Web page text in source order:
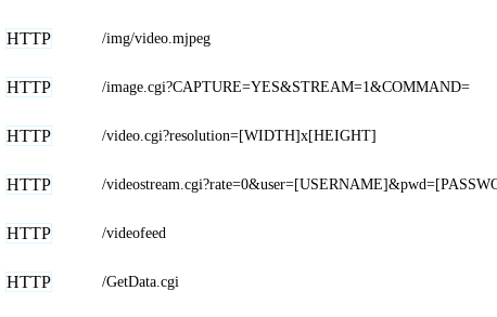
HTTP /img/video.mjpeg
HTTP /image.cgi?CAPTURE=YES&STREAM=1&COMMAND=
HTTP /video.cgi?resolution=[WIDTH]x[HEIGHT]
HTTP /
HTTP /videofeed
HTTP /GetData.cgi